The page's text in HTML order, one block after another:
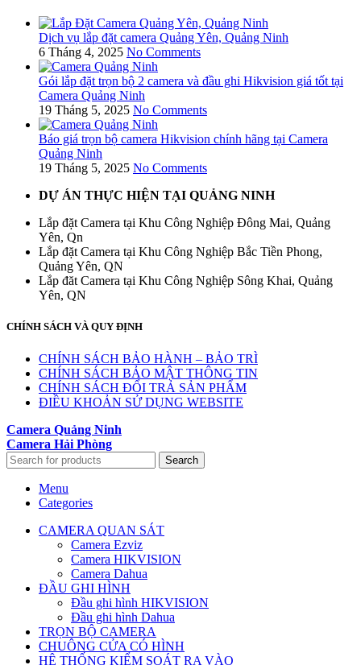
Dịch vụ lắp đặt camera Quảng Yên, Quảng Ninh
6 Tháng 4, 2025 No Comments
Gói lắp đặt trọn bộ 2 camera và đầu ghi Hikvision giá tốt tại
Camera Quảng Ninh
19 Tháng 5, 2025 No Comments
Báo giá trọn bộ camera Hikvision chính hãng tại Camera
Quảng Ninh
19 Tháng 5, 2025 No Comments
DỰ ÁN THỰC HIỆN TẠI QUẢNG NINH
Lắp đặt Camera tại Khu Công Nghiệp Đông Mai, Quảng
Yên, Qn
Lắp đặt Camera tại Khu Công Nghiệp Bắc Tiền Phong,
Quảng Yên, QN
Lắp đăt Camera tại Khu Công Nghiệp Sông Khai, Quảng
Yên, QN
CHÍNH SÁCH VÀ QUY ĐỊNH
CHÍNH SÁCH BẢO HÀNH – BẢO TRÌ
CHÍNH SÁCH BẢO MẬT THÔNG TIN
CHÍNH SÁCH ĐỔI TRẢ SẢN PHẨM
ĐIỀU KHOẢN SỬ DỤNG WEBSITE
Camera Quảng Ninh
Camera Hải Phòng
Search
Menu
Categories
CAMERA QUAN SÁT
Camera Ezviz
Camera HIKVISION
Camera Dahua
ĐẦU GHI HÌNH
Đầu ghi hình HIKVISION
Đầu ghi hình Dahua
TRỌN BỘ CAMERA
CHUÔNG CỬA CÓ HÌNH
HỆ THỐNG KIỂM SOÁT RA VÀO